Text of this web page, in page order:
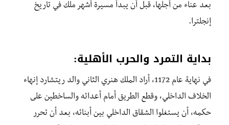
بعد عناء من أجلها، قبل أن يبدأ مسيرة أشهر ملك في تاريخ
إنجلترا.
بداية التمرد والحرب الأهلية:
في نهاية عام 1172، أراد الملك هنري الثاني والد ريتشارد إنهاء
الخلاف الداخلي، وقطع الطريق أمام أعدائه والساخطين على
حكمه، أن يستغلوا الشقاق الداخلي بين أبنائه، بعد أن تحرر